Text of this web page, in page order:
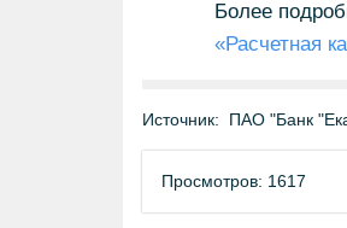
Более
«Расчетная
Источник: ПАО "Банк
Просмотров: 1617